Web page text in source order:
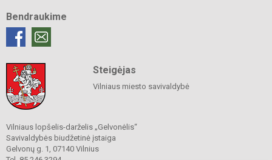
Bendraukime
Steigėjas
Vilniaus miesto savivaldybė
Vilniaus lopšelis-darželis „Gelvonėlis“
Savivaldybės biudžetinė įstaiga
Gelvonų g. 1, 07140 Vilnius